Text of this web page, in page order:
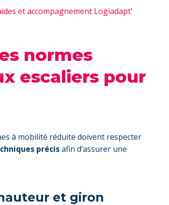
et accompagnement Logiadapt’
normes
escaliers pour
à mobilité réduite doivent respecter
précisafin d’assurer une
et giron